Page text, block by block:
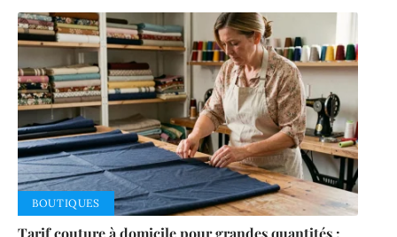
BOUTIQUES
Tarif couture à domicile pour grandes quantités :